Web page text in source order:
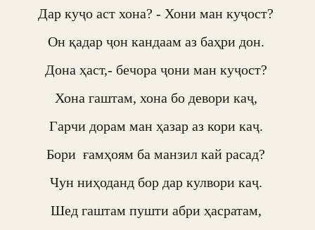
Дар куҷо аст хона? - Хони ман куҷост?
Он қадар ҷон кандаам аз баҳри дон.
Дона ҳаст,- бечора ҷони ман куҷост?
Хона гаштам, хона бо девори каҷ,
Гарчи дорам ман ҳазар аз кори каҷ.
Бори  ғамҳоям ба манзил кай расад?
Чун ниҳоданд бор дар кулвори каҷ.
Шед гаштам пушти абри ҳасратам,